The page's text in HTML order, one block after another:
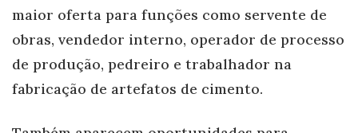
maior oferta para funções como servente de
obras, vendedor interno, operador de processo
de produção, pedreiro e trabalhador na
fabricação de artefatos de cimento.